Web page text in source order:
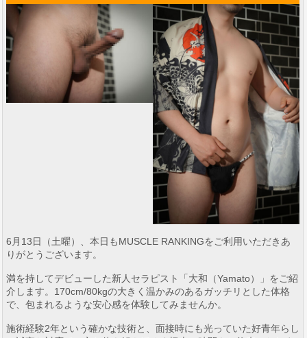
6月13日（土曜）、本日もMUSCLE RANKINGをご利用いただきあ
りがとうございます。
満を持してデビューした新人セラピスト「大和（Yamato）」をご紹
介します。170cm/80kgの大きく温かみのあるガッチリとした体格
で、包まれるような安心感を体験してみませんか。
施術経験2年という確かな技術と、面接時にも光っていた好青年らし